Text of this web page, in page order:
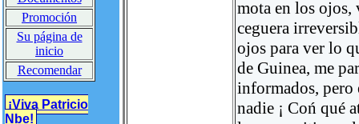
Promoción
Su página de
inicio
Recomendar
¡Viva Patricio
Nbe!
mota en los ojos,
ceguera
ojos para ver lo
de Guinea, me
informados, pero
nadie ¡ Coń qué